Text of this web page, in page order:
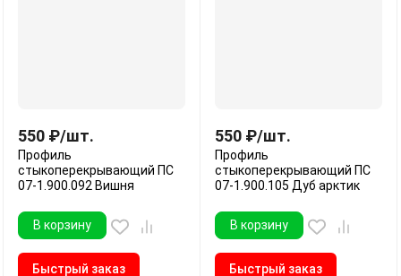
550 ₽/шт.
Профиль
стыкоперекрывающий ПС
07-1.900.092 Вишня
В корзину
Быстрый заказ
550 ₽/шт.
Профиль
стыкоперекрывающий ПС
07-1.900.105 Дуб арктик
В корзину
Быстрый заказ